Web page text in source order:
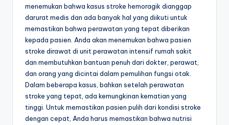
menemukan bahwa kasus stroke hemoragik dianggap
darurat medis dan ada banyak hal yang diikuti untuk
memastikan bahwa perawatan yang tepat diberikan
kepada pasien. Anda akan menemukan bahwa pasien
stroke dirawat di unit perawatan intensif rumah sakit
dan membutuhkan bantuan penuh dari dokter, perawat,
dan orang yang dicintai dalam pemulihan fungsi otak.
Dalam beberapa kasus, bahkan setelah perawatan
stroke yang tepat, ada kemungkinan kematian yang
tinggi. Untuk memastikan pasien pulih dari kondisi stroke
dengan cepat, Anda harus memastikan bahwa nutrisi